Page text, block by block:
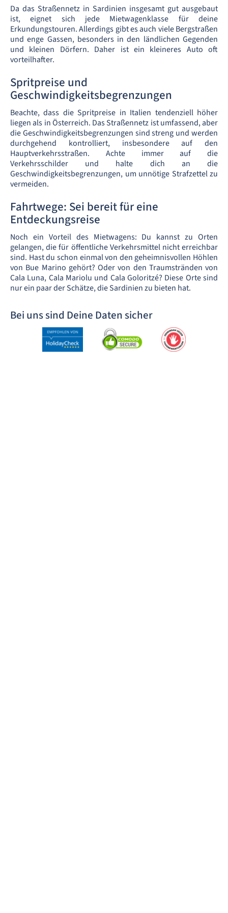
Da das Straßennetz in Sardinien insgesamt gut ausgebaut
ist, eignet sich jede Mietwagenklasse für deine
Erkundungstouren. Allerdings gibt es auch viele Bergstraßen
und enge Gassen, besonders in den ländlichen Gegenden
und kleinen Dörfern. Daher ist ein kleineres Auto oft
vorteilhafter.
Spritpreise und
Geschwindigkeitsbegrenzungen
Beachte, dass die Spritpreise in Italien tendenziell höher
liegen als in Österreich. Das Straßennetz ist umfassend, aber
die Geschwindigkeitsbegrenzungen sind streng und werden
durchgehend kontrolliert, insbesondere auf den
Hauptverkehrsstraßen. Achte immer auf die
Verkehrsschilder und halte dich an die
Geschwindigkeitsbegrenzungen, um unnötige Strafzettel zu
vermeiden.
Fahrtwege: Sei bereit für eine
Entdeckungsreise
Noch ein Vorteil des Mietwagens: Du kannst zu Orten
gelangen, die für öffentliche Verkehrsmittel nicht erreichbar
sind. Hast du schon einmal von den geheimnisvollen Höhlen
von Bue Marino gehört? Oder von den Traumstränden von
Cala Luna, Cala Mariolu und Cala Goloritzé? Diese Orte sind
nur ein paar der Schätze, die Sardinien zu bieten hat.
Bei uns sind Deine Daten sicher